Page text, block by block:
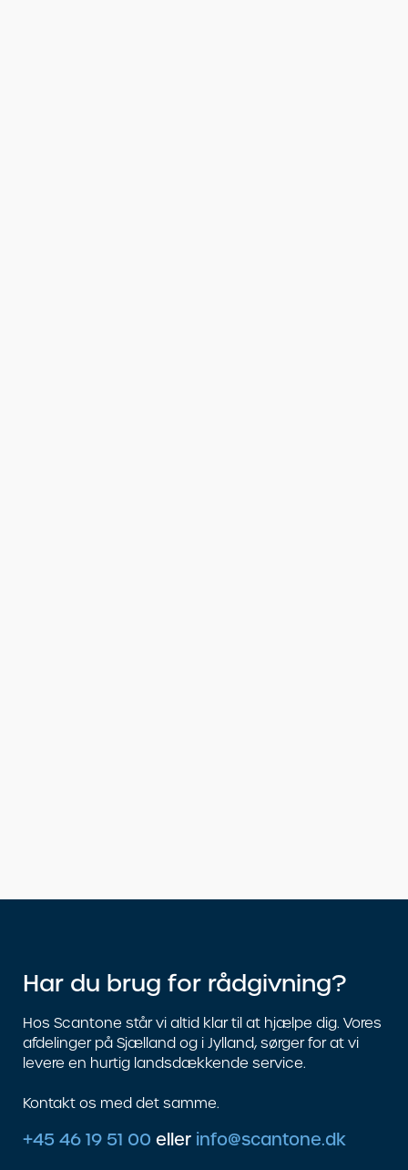
Har du brug for rådgivning?
Hos Scantone står vi altid klar til at hjælpe dig. Vores
afdelinger på Sjælland og i Jylland, sørger for at vi
levere en hurtig landsdækkende service.
Kontakt os med det samme.
+45 46 19 51 00 eller info@scantone.dk